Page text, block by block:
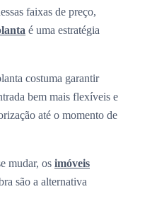
faixas de preço,
é uma estratégia
costuma garantir
bem mais flexíveis e
até o momento de
mudar, os imóveis
são a alternativa